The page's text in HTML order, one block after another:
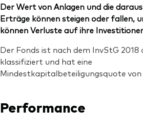
Der Wert von Anlagen und die
Erträge können steigen oder fallen,
können Verluste auf ihre
Der Fonds ist nach dem InvStG
klassifiziert und hat eine
Mindestkapitalbeteiligungsquote von
Performance